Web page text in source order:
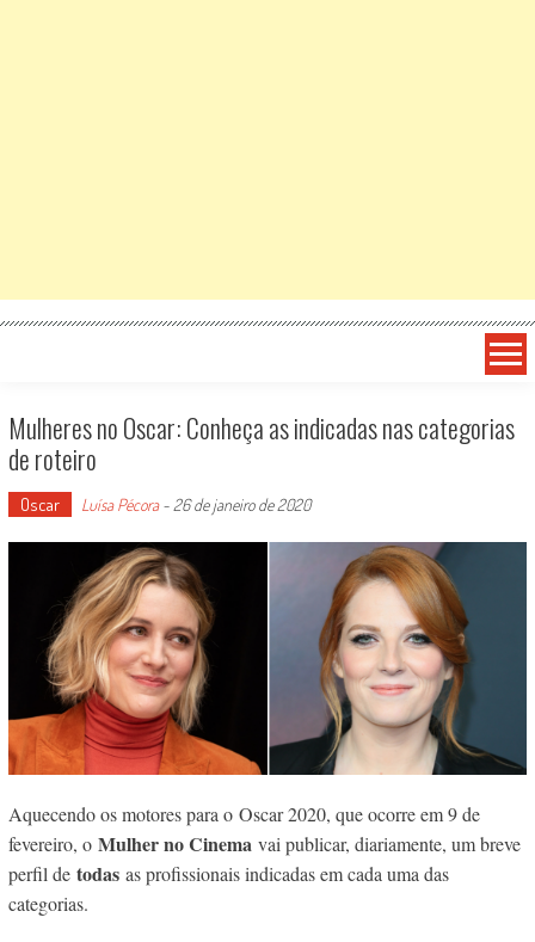
Mulheres no Oscar: Conheça as indicadas nas categorias
de roteiro
Oscar Luísa Pécora- 26 de janeiro de 2020
Aquecendo os motores para o Oscar 2020, que ocorre em 9 de
fevereiro, o Mulher no Cinemavai publicar, diariamente, um breve
perfil de todasas profissionais indicadas em cada uma das
categorias.